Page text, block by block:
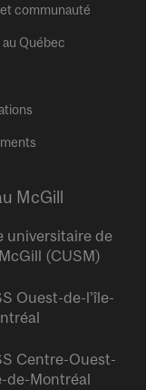
communauté
au Québec
McGill
universitaire de
(CUSM)
Ouest-de-l’île-
Centre-Ouest-
de-Montréal